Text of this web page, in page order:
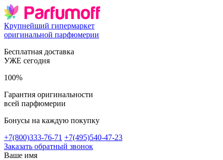
Крупнейший гипермаркет
оригинальной парфюмерии
Бесплатная доставка
УЖЕ сегодня
100%
Гарантия оригинальности
всей парфюмерии
Бонусы на каждую покупку
+7(800)333-76-71 +7(495)540-47-23
Заказать обратный звонок
Ваше имя